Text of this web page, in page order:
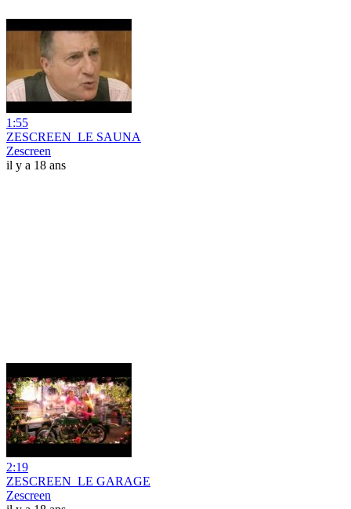
1:55
ZESCREEN_LE SAUNA
Zescreen
il y a 18 ans
2:19
ZESCREEN_LE GARAGE
Zescreen